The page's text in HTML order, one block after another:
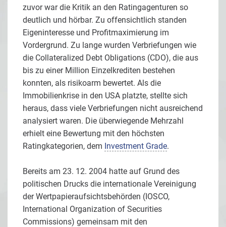
zuvor war die Kritik an den Ratingagenturen so
deutlich und hörbar. Zu offensichtlich standen
Eigeninteresse und Profitmaximierung im
Vordergrund. Zu lange wurden Verbriefungen wie
die Collateralized Debt Obligations (CDO), die aus
bis zu einer Million Einzelkrediten bestehen
konnten, als risikoarm bewertet. Als die
Immobilienkrise in den USA platzte, stellte sich
heraus, dass viele Verbriefungen nicht ausreichend
analysiert waren. Die überwiegende Mehrzahl
erhielt eine Bewertung mit den höchsten
Ratingkategorien, dem Investment Grade.
Bereits am 23. 12. 2004 hatte auf Grund des
politischen Drucks die internationale Vereinigung
der Wertpapieraufsichtsbehörden (IOSCO,
International Organization of Securities
Commissions) gemeinsam mit den